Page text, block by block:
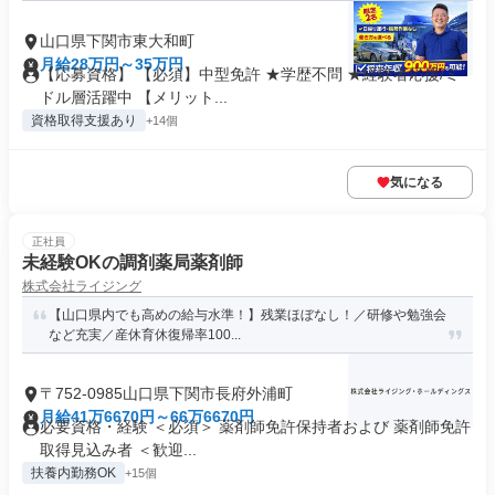
山口県下関市東大和町
月給28万円～35万円
【応募資格】 【必須】中型免許 ★学歴不問 ★経験者応援/ミ
ドル層活躍中 【メリット...
資格取得支援あり +14個
気になる
正社員
未経験OKの調剤薬局薬剤師
株式会社ライジング
【山口県内でも高めの給与水準！】残業ほぼなし！／研修や勉強会
など充実／産休育休復帰率100...
〒752-0985山口県下関市長府外浦町
月給41万6670円～66万6670円
必要資格・経験 ＜必須＞ 薬剤師免許保持者および 薬剤師免許
取得見込み者 ＜歓迎...
扶養内勤務OK +15個